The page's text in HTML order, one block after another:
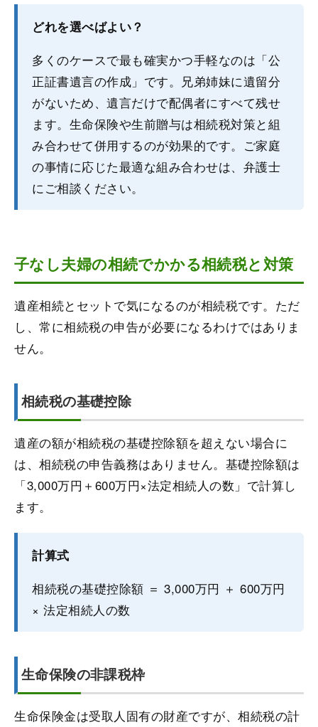
どれを選べばよい？
多くのケースで最も確実かつ手軽なのは「公
正証書遺言の作成」です。兄弟姉妹に遺留分
がないため、遺言だけで配偶者にすべて残せ
ます。生命保険や生前贈与は相続税対策と組
み合わせて併用するのが効果的です。ご家庭
の事情に応じた最適な組み合わせは、弁護士
にご相談ください。
子なし夫婦の相続でかかる相続税と対策
遺産相続とセットで気になるのが相続税です。ただ
し、常に相続税の申告が必要になるわけではありま
せん。
相続税の基礎控除
遺産の額が相続税の基礎控除額を超えない場合に
は、相続税の申告義務はありません。基礎控除額は
「3,000万円＋600万円×法定相続人の数」で計算し
ます。
計算式
相続税の基礎控除額 ＝ 3,000万円 ＋ 600万円
× 法定相続人の数
生命保険の非課税枠
生命保険金は受取人固有の財産ですが、相続税の計